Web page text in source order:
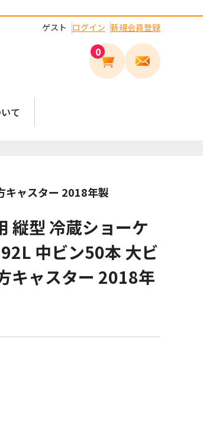
ゲスト ログイン 新規会員登録
0
て
キャスター 2018年製
縦型 冷蔵ショーケ
中ビン50本 大ビ
キャスター 2018年